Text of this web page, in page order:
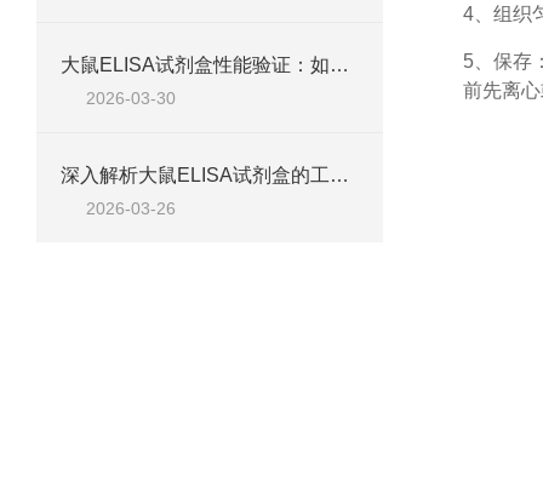
大鼠ELISA试剂盒性能验证：如何通过检测范围、精密度、回收率等指标评估准确性
2026-03-30
深入解析大鼠ELISA试剂盒的工作原理、类型与核心试剂
2026-03-26
4、组织
5、保存
前先离